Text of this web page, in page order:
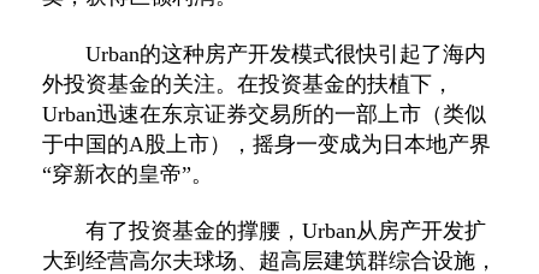
Urban的这种房产开发模式很快引起了海内
外投资基金的关注。在投资基金的扶植下，
Urban迅速在东京证券交易所的一部上市（类似
于中国的A股上市），摇身一变成为日本地产界
“穿新衣的皇帝”。
有了投资基金的撑腰，Urban从房产开发扩
大到经营高尔夫球场、超高层建筑群综合设施，